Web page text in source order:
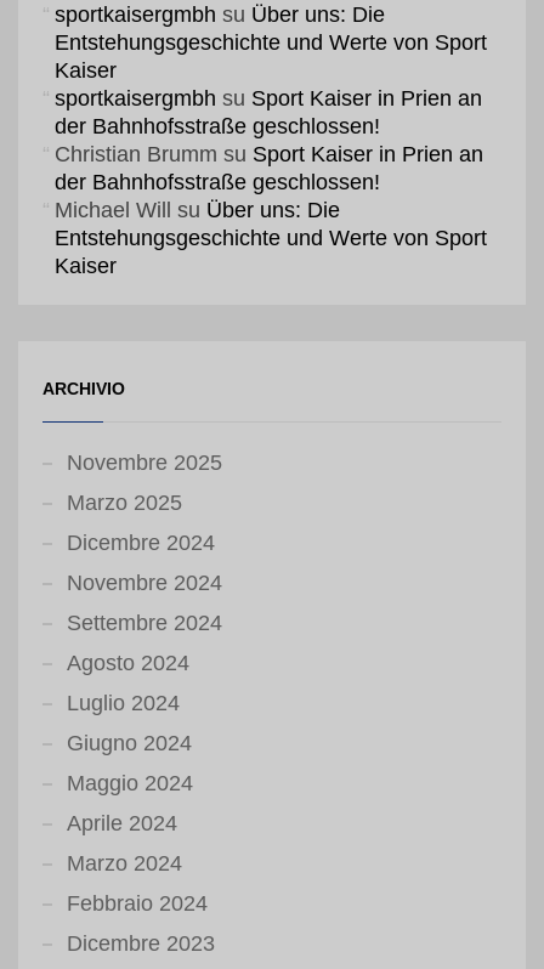
sportkaisergmbh su Über uns: Die
Entstehungsgeschichte und Werte von Sport
Kaiser
sportkaisergmbh su Sport Kaiser in Prien an
der Bahnhofsstraße geschlossen!
Christian Brumm su Sport Kaiser in Prien an
der Bahnhofsstraße geschlossen!
Michael Will su Über uns: Die
Entstehungsgeschichte und Werte von Sport
Kaiser
ARCHIVIO
Novembre 2025
Marzo 2025
Dicembre 2024
Novembre 2024
Settembre 2024
Agosto 2024
Luglio 2024
Giugno 2024
Maggio 2024
Aprile 2024
Marzo 2024
Febbraio 2024
Dicembre 2023